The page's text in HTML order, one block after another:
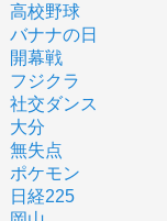
高校野球
バナナの日
開幕戦
フジクラ
社交ダンス
大分
無失点
ポケモン
日経225